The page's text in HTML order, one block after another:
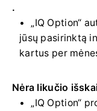
.
„IQ Option“
jūsų pasirinktą
kartus per
Nėra likučio
„IQ Option“